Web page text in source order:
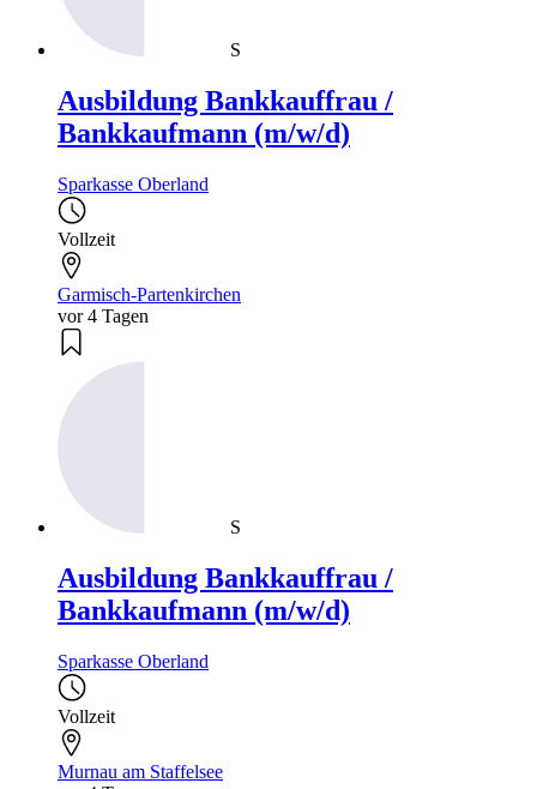
S
Ausbildung Bankkauffrau /
Bankkaufmann (m/w/d)
Sparkasse Oberland
Vollzeit
Garmisch-Partenkirchen
vor 4 Tagen
S
Ausbildung Bankkauffrau /
Bankkaufmann (m/w/d)
Sparkasse Oberland
Vollzeit
Murnau am Staffelsee